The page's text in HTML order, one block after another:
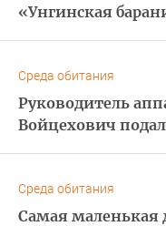
«Унгинская
Среда обитания
Руководитель
Войцехович
Среда обитания
Самая маленькая